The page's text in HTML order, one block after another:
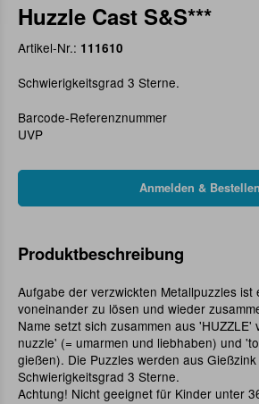
Huzzle Cast S&S***
Artikel-Nr.: 111610
Schwierigkeitsgrad 3 Sterne.
Barcode-Referenznummer
UVP
Produktbeschreibung
Aufgabe der verzwickten Metallpuzzles ist
voneinander zu lösen und wieder
Name setzt sich zusammen aus 'HUZZLE'
nuzzle' (= umarmen und liebhaben) und
gießen). Die Puzzles werden aus
Schwierigkeitsgrad 3 Sterne.
Achtung! Nicht geeignet für Kinder unter